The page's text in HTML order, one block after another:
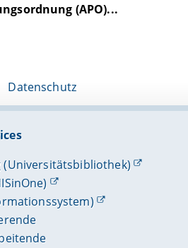
(APO)...
Datenschutz
(Universitätsbibliothek)